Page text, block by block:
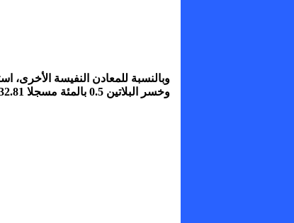
وخسر البلاتين 0.5 بالمئة مسجلا 932.81 دولار، وتراجع البلاديوم 1.2 بالمئة إلى 922.72 دولار.